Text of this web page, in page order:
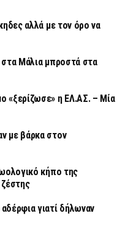
αλλά με τον όρο να
στα Μάλια μπροστά στα
«ξερίζωσε» η ΕΛ.ΑΣ. – Μία
με βάρκα στον
κήπο της
γιατί δήλωναν